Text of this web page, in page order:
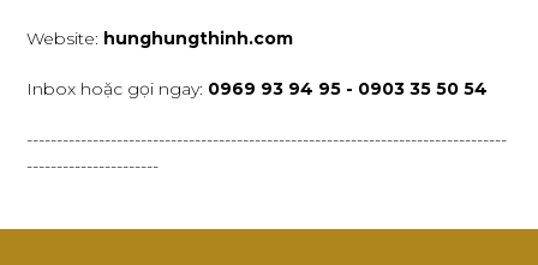
Website: hunghungthinh.com
Inbox hoặc gọi ngay: 0969 93 94 95 - 0903 35 50 54
--------------------------------------------------------------------------------
----------------------